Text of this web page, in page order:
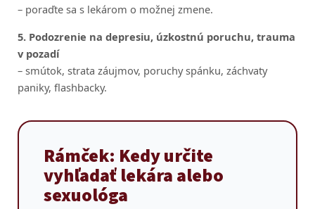
– poraďte sa s lekárom o možnej zmene.
5. Podozrenie na depresiu, úzkostnú poruchu, trauma
v pozadí
– smútok, strata záujmov, poruchy spánku, záchvaty
paniky, flashbacky.
Rámček: Kedy určite
vyhľadať lekára alebo
sexuológa